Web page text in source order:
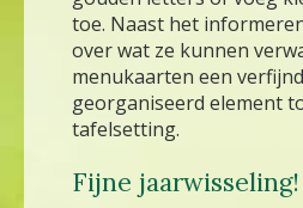
toe. Naast het
over wat ze kunnen
menukaarten een
georganiseerd element
tafelsetting.
Fijne jaarwisseling!